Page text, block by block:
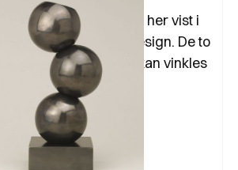
er en spotlampe her vist i
kuleformet design. De to
justerbare, så lyses kan vinkles